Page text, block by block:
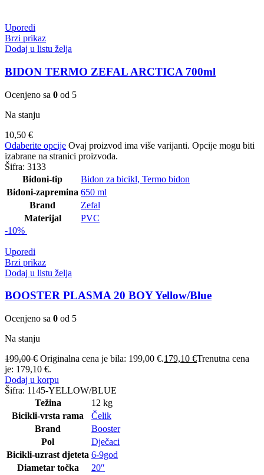
Uporedi
Brzi prikaz
Dodaj u listu želja
BIDON TERMO ZEFAL ARCTICA 700ml
Ocenjeno sa 0 od 5
Na stanju
10,50 €
Odaberite opcije Ovaj proizvod ima više varijanti. Opcije mogu biti
izabrane na stranici proizvoda.
Šifra: 3133
Bidoni-tip
Bidon za bicikl, Termo bidon
Bidoni-zapremina 650 ml
Brand
Zefal
Materijal
PVC
-10%
Uporedi
Brzi prikaz
Dodaj u listu želja
BOOSTER PLASMA 20 BOY Yellow/Blue
Ocenjeno sa 0 od 5
Na stanju
199,00€ Originalna cena je bila: 199,00 €.179,10 €Trenutna cena
je: 179,10 €.
Dodaj u korpu
Šifra: 1145-YELLOW/BLUE
Težina
12 kg
Bicikli-vrsta rama
Čelik
Brand
Booster
Pol
Dječaci
Bicikli-uzrast djeteta 6-9god
Diametar točka
20″